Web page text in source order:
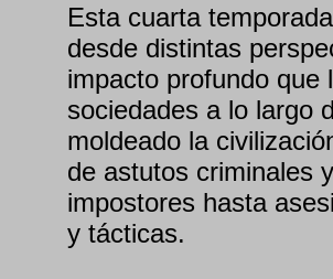
Esta cuarta
desde distintas
impacto profundo que
sociedades a lo largo
moldeado la
de astutos criminales
impostores hasta
y tácticas.